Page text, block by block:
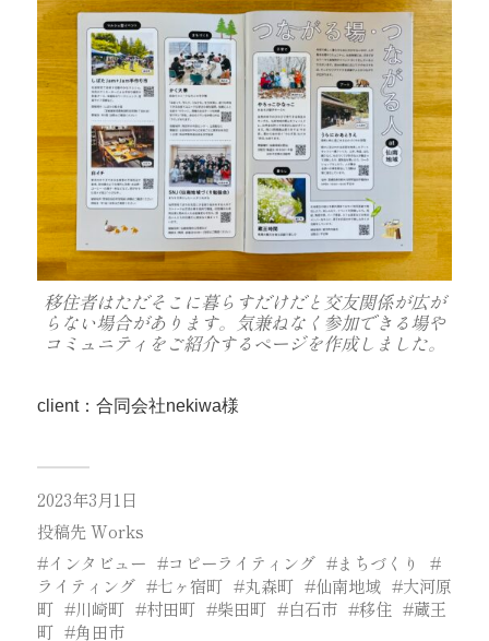
移住者はただそこに暮らすだけだと交友関係が広が
らない場合があります。気兼ねなく参加できる場や
コミュニティをご紹介するページを作成しました。
client：合同会社nekiwa様
2023年3月1日
投稿先Works
インタビュー
コピーライティング
まちづくり
ライティング
七ヶ宿町 丸森町 仙南地域
大河原
町
川崎町 村田町 柴田町 白石市 移住
蔵王
町
角田市